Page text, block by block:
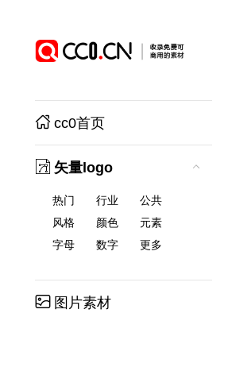
cc0首页
矢量logo
热门 行业
公共
风格
颜色
元素
字母
数字 更多
图片素材